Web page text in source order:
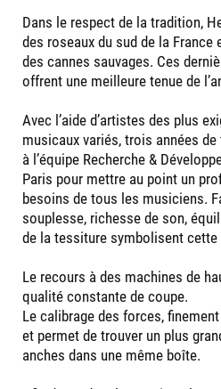
Dans le respect de la tradition,
des roseaux du sud de la
des cannes sauvages. Ces
offrent une meilleure tenue de
Avec l’aide d’artistes des plus
musicaux variés, trois années
à l’équipe Recherche &
Paris pour mettre au point un
besoins de tous les musiciens.
souplesse, richesse de son,
de la tessiture symbolisent cette
Le recours à des machines de
qualité constante de coupe.
Le calibrage des forces,
et permet de trouver un plus
anches dans une même boîte.